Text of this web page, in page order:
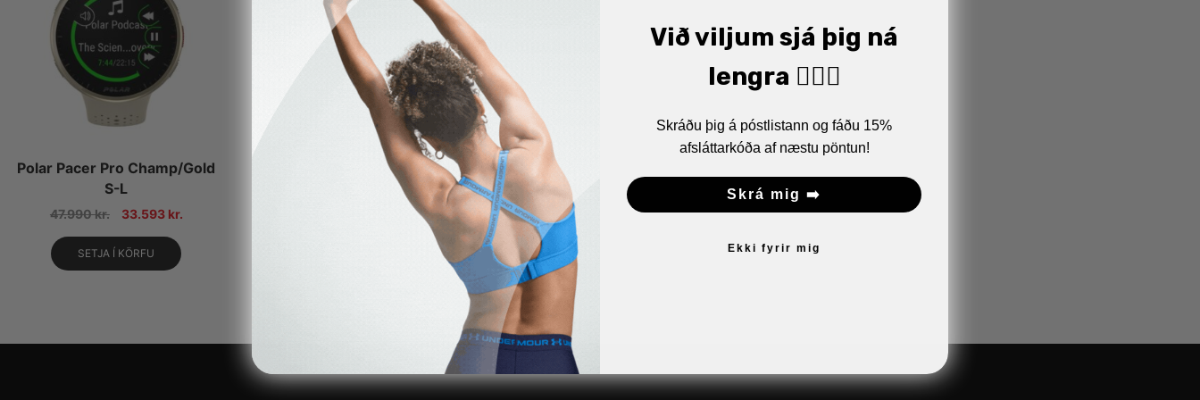
Polar Pacer Pro Champ/Gold
S-L
47.990kr. 33.593 kr.
SETJA Í KÖRFU
Við viljum sjá þig ná
lengra 🏋🏼‍♂️
Skráðu þig á póstlistann og fáðu 15%
afsláttarkóða af næstu pöntun!
Skrá mig ➡️
Ekki fyrir mig